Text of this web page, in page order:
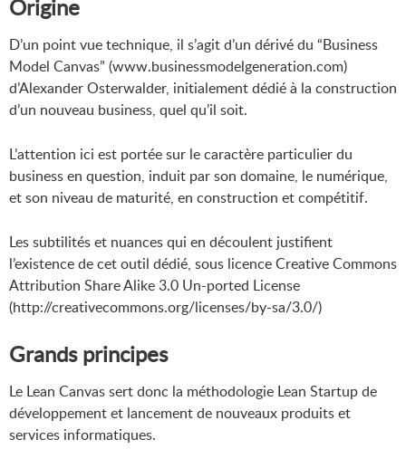
Origine
D’un point vue technique, il s’agit d’un dérivé du “Business
Model Canvas” (www.businessmodelgeneration.com)
d’Alexander Osterwalder, initialement dédié à la construction
d’un nouveau business, quel qu’il soit.
L’attention ici est portée sur le caractère particulier du
business en question, induit par son domaine, le numérique,
et son niveau de maturité, en construction et compétitif.
Les subtilités et nuances qui en découlent justifient
l’existence de cet outil dédié, sous licence Creative Commons
Attribution Share Alike 3.0 Un-ported License
(http://creativecommons.org/licenses/by-sa/3.0/)
Grands principes
Le Lean Canvas sert donc la méthodologie Lean Startup de
développement et lancement de nouveaux produits et
services informatiques.